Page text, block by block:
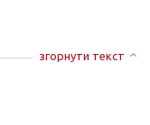
згорнути текст